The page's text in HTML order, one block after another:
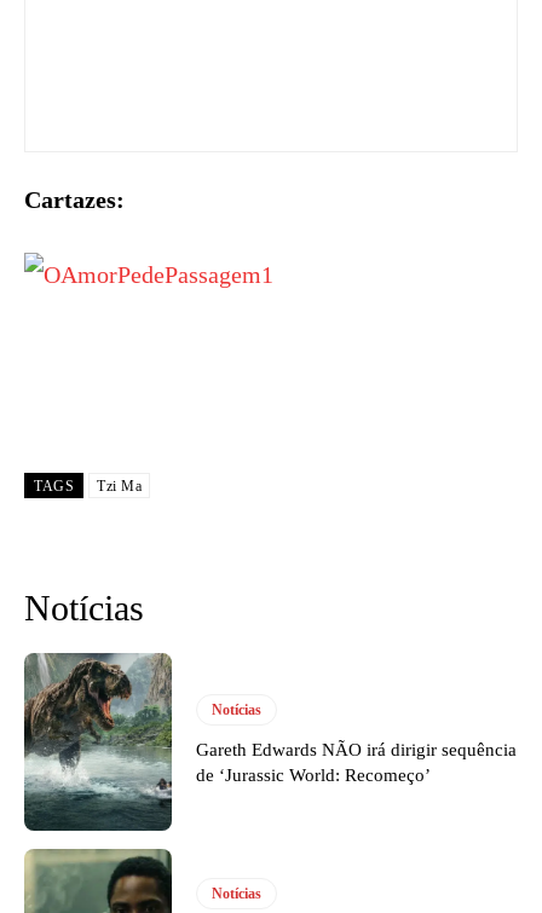
Cartazes:
TAGS Tzi Ma
Notícias
Notícias
Gareth Edwards NÃO irá dirigir sequência
de ‘Jurassic World: Recomeço’
Notícias